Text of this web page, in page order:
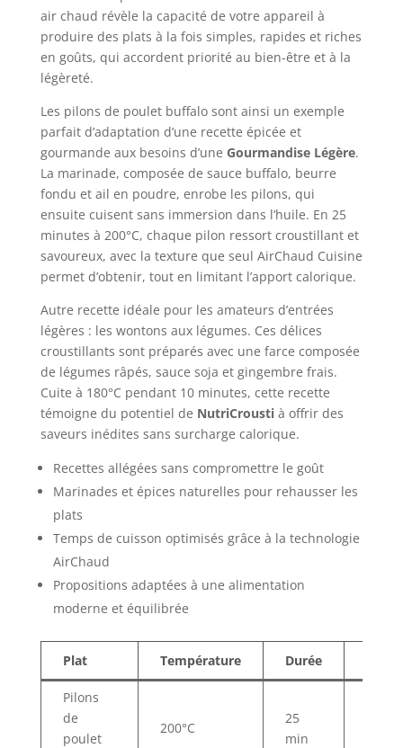
air chaud révèle la capacité de votre appareil à
produire des plats à la fois simples, rapides et riches
en goûts, qui accordent priorité au bien-être et à la
légèreté.
Les pilons de poulet buffalo sont ainsi un exemple
parfait d’adaptation d’une recette épicée et
gourmande aux besoins d’une Gourmandise Légère.
La marinade, composée de sauce buffalo, beurre
fondu et ail en poudre, enrobe les pilons, qui
ensuite cuisent sans immersion dans l’huile. En 25
minutes à 200°C, chaque pilon ressort croustillant et
savoureux, avec la texture que seul AirChaud Cuisine
permet d’obtenir, tout en limitant l’apport calorique.
Autre recette idéale pour les amateurs d’entrées
légères : les wontons aux légumes. Ces délices
croustillants sont préparés avec une farce composée
de légumes râpés, sauce soja et gingembre frais.
Cuite à 180°C pendant 10 minutes, cette recette
témoigne du potentiel de NutriCroustià offrir des
saveurs inédites sans surcharge calorique.
Recettes allégées sans compromettre le goût
Marinades et épices naturelles pour rehausser les
plats
Temps de cuisson optimisés grâce à la technologie
AirChaud
Propositions adaptées à une alimentation
moderne et équilibrée
Plat Température Durée
Pilons
de
poulet
200°C
25
min